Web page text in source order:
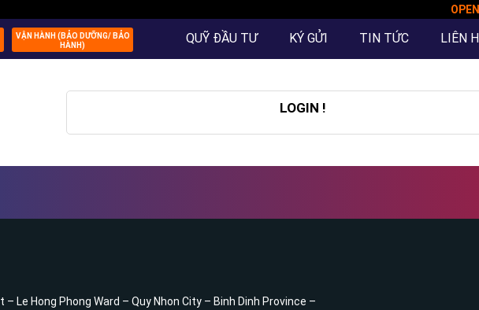
VẬN HÀNH (BẢO DƯỠNG/ BẢO
HÀNH)
QUỸ ĐẦU TƯ KÝ GỬI TIN TỨC LIÊN
LOGIN !
Le Hong Phong Ward – Quy Nhon City – Binh Dinh Province –